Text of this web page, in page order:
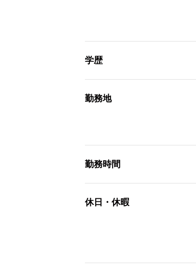
学歴
勤務地
勤務時間
休日・休暇